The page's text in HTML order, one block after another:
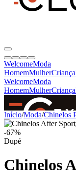
WelcomeModa
HomemMulherCriança
WelcomeModa
HomemMulherCriança
SINCE 2005
Início/Moda/Chinelos
-67%
Dupé
Chinelos